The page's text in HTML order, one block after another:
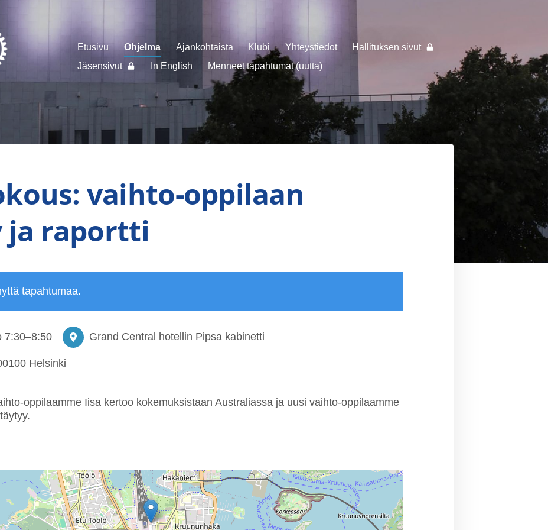
Etusivu Ohjelma Ajankohtaista Klubi Yhteystiedot
Hallituksen sivut
Jäsensivut
In English Menneet tapahtumat (uutta)
vaihto-oppilaan
ja raportti
tapahtumaa.
7:30–8:50 Grand Central hotellin Pipsa kabinetti
Helsinki
oppilaamme Iisa kertoo kokemuksistaan Australiassa ja uusi vaihto-oppilaamme